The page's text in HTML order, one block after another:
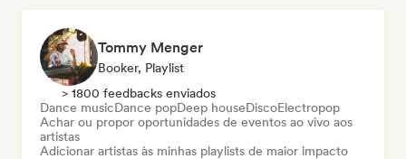
Tommy Menger
Booker, Playlist
> 1800 feedbacks enviados
Dance musicDance popDeep houseDiscoElectropop
Achar ou propor oportunidades de eventos ao vivo aos
artistas
Adicionar artistas às minhas playlists de maior impacto